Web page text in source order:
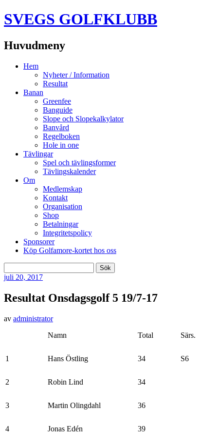
SVEGS GOLFKLUBB
Huvudmeny
HoppaHem
Nyheter / Information
Resultat
Banan
Greenfee
Banguide
Slope och Slopekalkylator
Banvård
Regelboken
Hole in one
Tävlingar
Spel och tävlingsformer
Tävlingskalender
Om
Medlemskap
Kontakt
Organisation
Shop
Betalningar
Integritetspolicy
Sponsorer
Köp Golfamore-kortet hos oss
efter:
juli 20, 2017
Resultat Onsdagsgolf 5 19/7-17
av administrator
Namn
Total Särs.
1 Hans Östling 34 S6
2 Robin Lind 34
3 Martin Olingdahl 36
4 Jonas Edén 39